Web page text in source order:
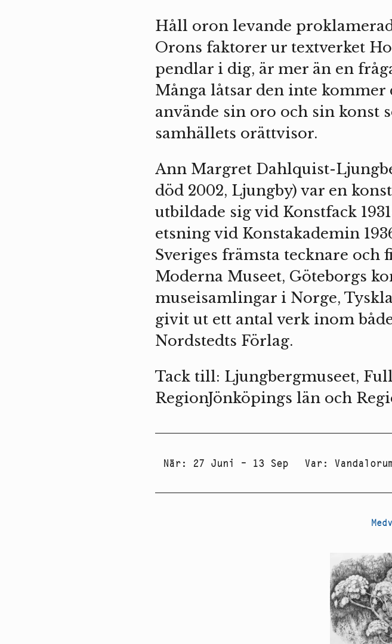
Håll oron levande
Orons faktorer ur textverket
pendlar i dig, är mer än en
Många låtsar den inte
använde sin oro och sin konst
samhällets orättvisor.
Ann Margret Dahlquist-
död 2002, Ljungby) var en
utbildade sig vid Konstfack
etsning vid Konstakademin
Sveriges främsta tecknare och
Moderna Museet, Göteborgs
museisamlingar i Norge,
givit ut ett antal verk inom
Nordstedts Förlag.
Tack till: Ljungbergmuseet,
RegionJönköpings län och
När: 27 Juni – 13 Sep Var: